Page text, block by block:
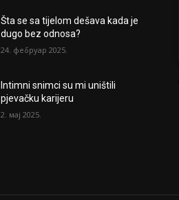
Šta se sa tijelom dešava kada je
dugo bez odnosa?
24. фебруар 2025.
Intimni snimci su mi uništili
pjevačku karijeru
2. мај 2025.